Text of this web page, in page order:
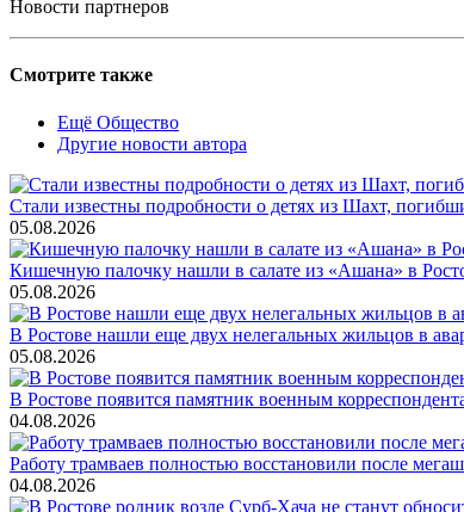
Новости партнеров
Смотрите также
Ещё Общество
Другие новости автора
Стали известны подробности о детях из Шахт,
05.08.2026
Кишечную палочку нашли в салате из «Ашана» в
05.08.2026
В Ростове нашли еще двух нелегальных жильцов в
05.08.2026
В Ростове появится памятник военным
04.08.2026
Работу трамваев полностью восстановили после
04.08.2026